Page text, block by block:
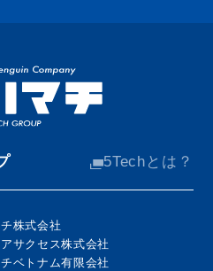
5Techとは？
株式会社
サクセス株式会社
ベトナム有限会社